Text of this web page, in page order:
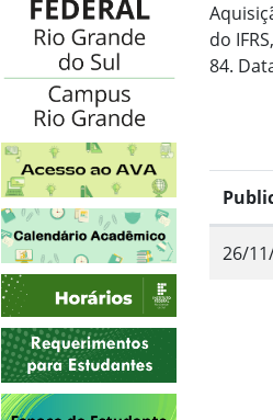
Acesso ao AVA
Calendário Acadêmico
Horários
Requerimentos para Estudantes
Espaço do Estudante
do
84.
26/